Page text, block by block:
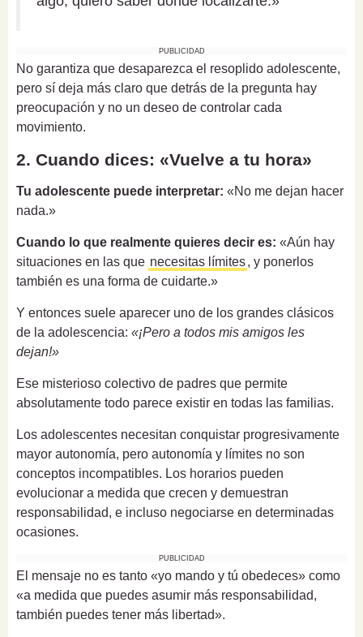
PUBLICIDAD
No garantiza que desaparezca el resoplido adolescente,
pero sí deja más claro que detrás de la pregunta hay
preocupación y no un deseo de controlar cada
movimiento.
2. Cuando dices: «Vuelve a tu hora»
Tu adolescente puede interpretar: «No me dejan hacer
nada.»
Cuando lo que realmente quieres decir es: «Aún hay
situaciones en las que necesitas límites, y ponerlos
también es una forma de cuidarte.»
Y entonces suele aparecer uno de los grandes clásicos
de la adolescencia: «¡Pero a todos mis amigos les
dejan!»
Ese misterioso colectivo de padres que permite
absolutamente todo parece existir en todas las familias.
Los adolescentes necesitan conquistar progresivamente
mayor autonomía, pero autonomía y límites no son
conceptos incompatibles. Los horarios pueden
evolucionar a medida que crecen y demuestran
responsabilidad, e incluso negociarse en determinadas
ocasiones.
PUBLICIDAD
El mensaje no es tanto «yo mando y tú obedeces» como
«a medida que puedes asumir más responsabilidad,
también puedes tener más libertad».